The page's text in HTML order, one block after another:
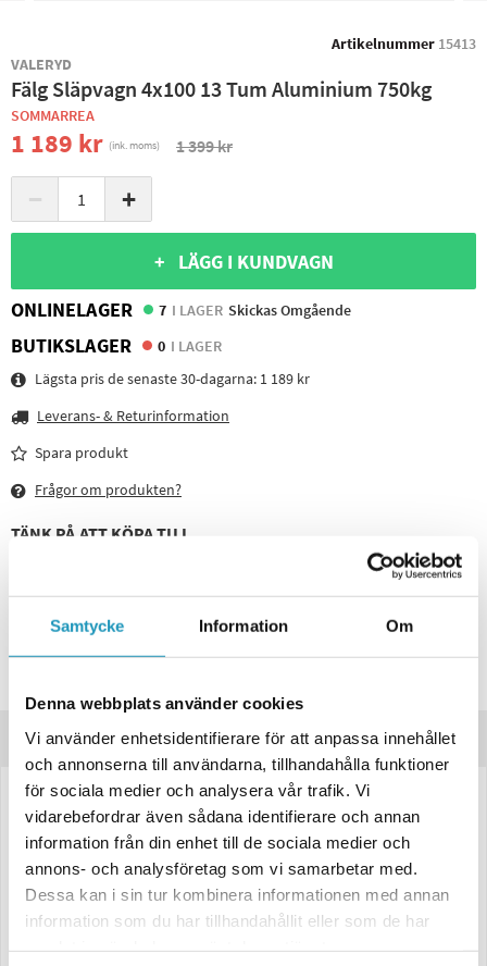
Samtycke Information Om
Denna webbplats använder cookies
Vi använder enhetsidentifierare för att anpassa innehållet
och annonserna till användarna, tillhandahålla funktioner
för sociala medier och analysera vår trafik. Vi
vidarebefordrar även sådana identifierare och annan
information från din enhet till de sociala medier och
annons- och analysföretag som vi samarbetar med.
Dessa kan i sin tur kombinera informationen med annan
information som du har tillhandahållit eller som de har
Artikelnummer 15413
VALERYD
Fälg Släpvagn 4x100 13 Tum Aluminium 750kg
SOMMARREA
1 189 kr (ink. moms) 1 399 kr
− +
+ LÄGG I KUNDVAGN
ONLINELAGER
7 I LAGER Skickas Omgående
BUTIKSLAGER 0 I LAGER
Lägsta pris de senaste 30-dagarna: 1 189 kr
Leverans- & Returinformation
Spara produkt
Frågor om produkten?
TÄNK PÅ ATT KÖPA TILL
Hjulbult M 12x1.5 konisk 60grader nyckel
17mm
47 kr (ink. moms) 55 kr
16 I LAGER
Produktinformation
Aluminiumfälg 5x13 4x100, ET30, 750Kg svart - till släpvagn
Svart aluminiumfälg avsedd för släpvagnar med en diameter på 13
tum. Passar till släp med bultcirkel 4x100 och centrumhål 57,1mm.
Lastkapacitet 750kg per fälg. Utrustad med 60 graders kona i bulthålen
och ET30 i offset. Passande däckdimensioner: 145/80R13, 155/80R13,